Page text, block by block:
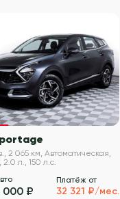
VIN проверен
2 065 км, Автоматическая,
2.0 л., 150 л.с.
000 ₽
Платёж от
32 321 ₽/мес.